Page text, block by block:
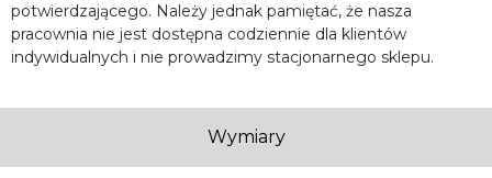
Wymiary
potwierdzającego. Należy jednak pamiętać, że nasza
pracownia nie jest dostępna codziennie dla klientów
indywidualnych i nie prowadzimy stacjonarnego sklepu.